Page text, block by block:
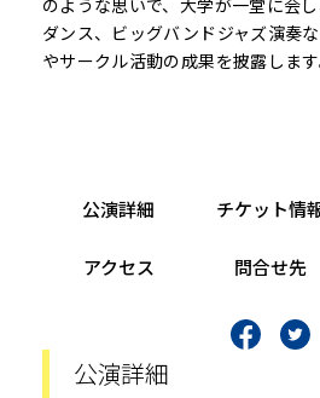
ダンス、ビッグバンドジャズ演奏
やサークル活動の成果を披露します
公演詳細
公演詳細 チケット情
アクセス 問合せ先